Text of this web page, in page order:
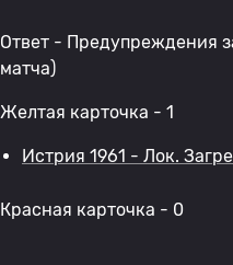
Ответ - Предупреждения
матча)
Желтая карточка - 1
Истрия 1961 - Лок.
Красная карточка - 0